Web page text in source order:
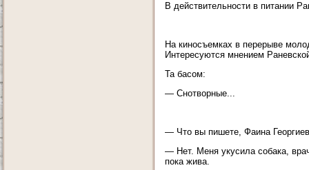
В действительности в питании
На киносъемках в перерыве
Интересуются мнением
Та басом:
— Снотворные...
— Что вы пишете, Фаина
— Нет. Меня укусила собака,
пока жива.